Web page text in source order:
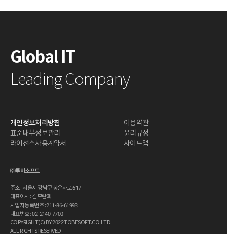
Global IT
Leading Company
개인정보처리방침
표준내부정보관리
라이선스사용계약서
이용약관
윤리규정
사이트맵
㈜투비소프트
주소 : 서울시 강남구 봉은사로 617
대표이사 : 김모란희
사업자등록번호 : 211-86-61993
대표번호 : 02-2140-7700
COPYRIGHT(C) BY 2022 TOBESOFT.CO.LTD.
ALL RIGHTS RESERVED